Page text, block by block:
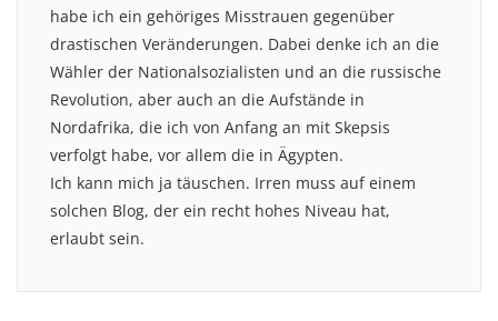
habe ich ein gehöriges Misstrauen gegenüber
drastischen Veränderungen. Dabei denke ich an die
Wähler der Nationalsozialisten und an die russische
Revolution, aber auch an die Aufstände in
Nordafrika, die ich von Anfang an mit Skepsis
verfolgt habe, vor allem die in Ägypten.
Ich kann mich ja täuschen. Irren muss auf einem
solchen Blog, der ein recht hohes Niveau hat,
erlaubt sein.